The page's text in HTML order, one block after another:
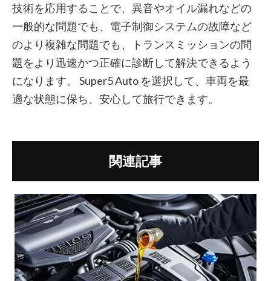
技術を応用することで、異音やオイル漏れなどの
一般的な問題でも、電子制御システムの故障など
のより複雑な問題でも、トランスミッションの問
題をより迅速かつ正確に診断して解決できるよう
になります。 Super5 Auto を選択して、車両を最
適な状態に保ち、安心して旅行できます。
関連記事